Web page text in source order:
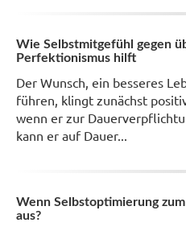
Wie Selbstmitgefühl gegen
Perfektionismus hilft
Der Wunsch, ein besseres
führen, klingt zunächst
wenn er zur
kann er auf Dauer...
Wenn Selbstoptimierung
aus?